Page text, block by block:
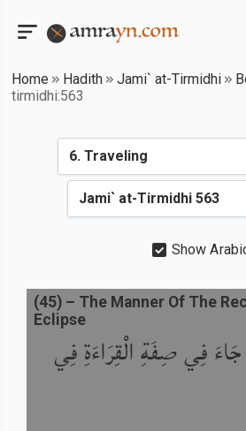
Home Hadith Jami` at-Tirmidhi
tirmidhi:563
Show
فِي صِفَةِ الْقِرَاءَةِ فِي
(45) – The Manner Of The
Eclipse